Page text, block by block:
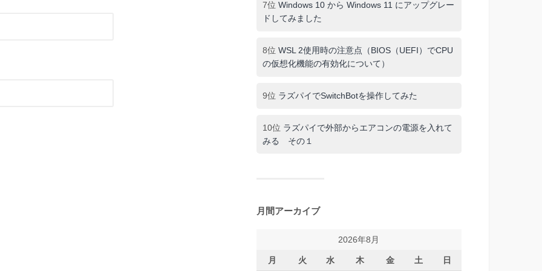
7位 Windows 10 から Windows 11 にアップグレー
ドしてみました
8位 WSL 2使用時の注意点（BIOS（UEFI）でCPU
の仮想化機能の有効化について）
9位 ラズパイでSwitchBotを操作してみた
10位 ラズパイで外部からエアコンの電源を入れて
みる その１
月間アーカイブ
2026年8月
月 火 水 木 金 土 日